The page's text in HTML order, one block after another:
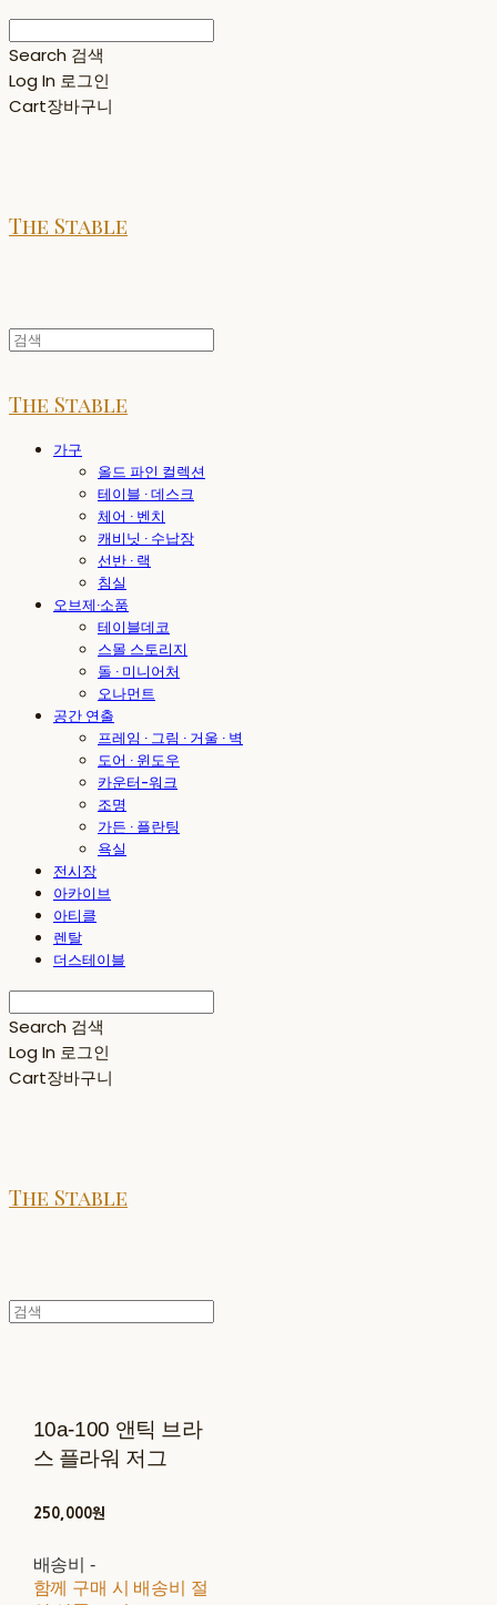
Search 검색
Log In 로그인
Cart장바구니
The Stable
The Stable
가구
올드 파인 컬렉션
테이블 · 데스크
체어 · 벤치
캐비닛 · 수납장
선반 · 랙
침실
오브제·소품
테이블데코
스몰 스토리지
돌 · 미니어처
오나먼트
공간 연출
프레임 · 그림 · 거울 · 벽
도어 · 윈도우
카운터-워크
조명
가든 · 플란팅
욕실
전시장
아카이브
아티클
렌탈
더스테이블
Search 검색
Log In 로그인
Cart장바구니
The Stable
10a-100 앤틱 브라
스 플라워 저그
250,000원
배송비 -
함께 구매 시 배송비 절